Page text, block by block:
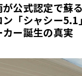
公式認定で蘇
ン「シャシー5.1
ー誕生の真実